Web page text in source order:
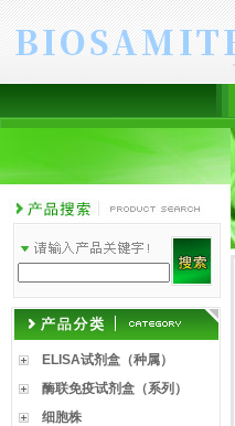
ELISA试剂盒（种属）
酶联免疫试剂盒（系列）
细胞株